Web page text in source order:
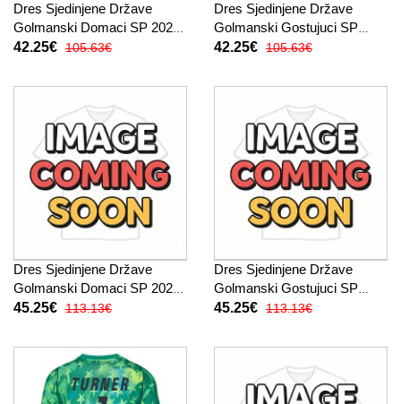
Dres Sjedinjene Države
Golmanski Domaci SP 2026
Kratak Rukav
42.25€ 105.63€
Dres Sjedinjene Države
Golmanski Gostujuci SP
2026 Kratak Rukav
42.25€ 105.63€
Dres Sjedinjene Države
Golmanski Domaci SP 2026
Dugi Rukav
45.25€ 113.13€
Dres Sjedinjene Države
Golmanski Gostujuci SP
2026 Dugi Rukav
45.25€ 113.13€